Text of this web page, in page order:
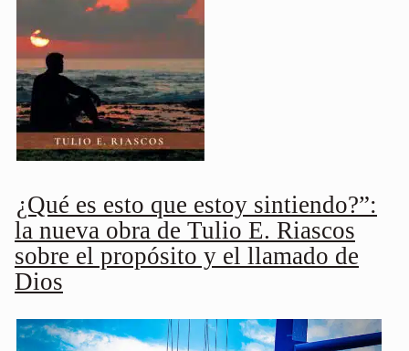
¿Qué es esto que estoy sintiendo?”:
la nueva obra de Tulio E. Riascos
sobre el propósito y el llamado de
Dios